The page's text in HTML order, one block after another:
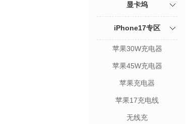
显卡坞
iPhone17专区
苹果30W充电器
苹果45W充电器
苹果充电器
苹果17充电线
无线充